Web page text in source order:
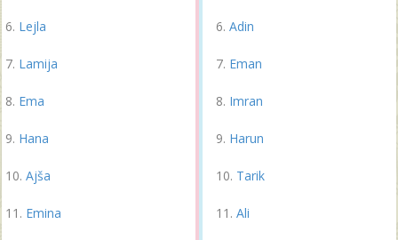
Lejla
Lamija
Ema
Hana
Ajša
Emina
Adin
Eman
Imran
Harun
Tarik
Ali